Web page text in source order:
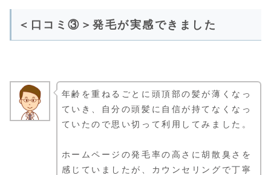
＜口コミ③＞発毛が実感できました
年齢を重ねるごとに頭頂部の髪が薄くなっ
ていき、自分の頭髪に自信が持てなくなっ
ていたので思い切って利用してみました。
ホームページの発毛率の高さに胡散臭さを
感じていましたが、カウンセリングで丁寧